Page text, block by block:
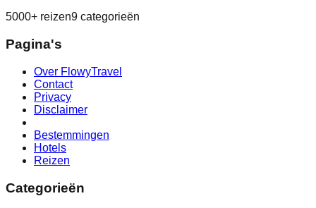
5000+ reizen9 categorieën
Pagina's
Over FlowyTravel
Contact
Privacy
Disclaimer
Bestemmingen
Hotels
Reizen
Categorieën